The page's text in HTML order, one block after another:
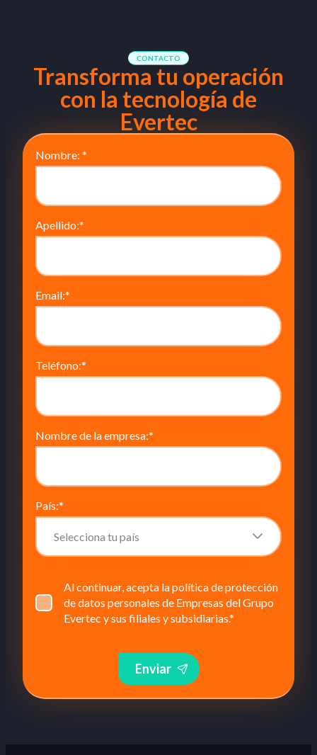
CONTACTO
Transforma tu operación
con la tecnología de
Evertec
Nombre: *
Apellido:*
Email:*
Teléfono:*
Nombre de la empresa:*
País:*
Al continuar, acepta la política de protección
de datos personales de Empresas del Grupo
Evertec y sus filiales y subsidiarias.*
Enviar